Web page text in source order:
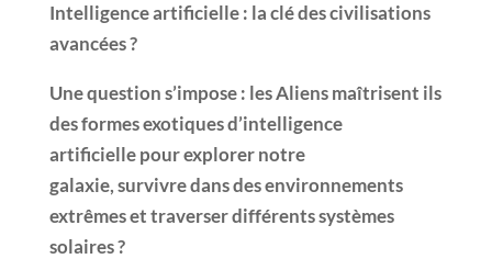
Intelligence artificielle : la clé des civilisations
avancées ?
Une question s’impose : les Aliens maîtrisent ils
des formes exotiques d’intelligence
artificielle pour explorer notre
galaxie, survivre dans des environnements
extrêmes et traverser différents systèmes
solaires ?